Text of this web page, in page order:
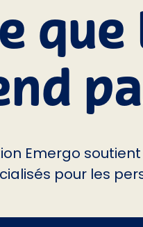
Emergo
pour les